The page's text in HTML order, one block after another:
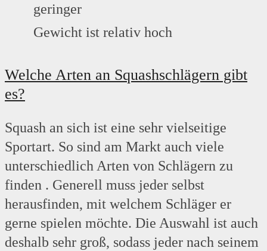
geringer
Gewicht ist relativ hoch
Welche Arten an Squashschlägern gibt
es?
Squash an sich ist eine sehr vielseitige
Sportart. So sind am Markt auch viele
unterschiedlich Arten von Schlägern zu
finden . Generell muss jeder selbst
herausfinden, mit welchem Schläger er
gerne spielen möchte. Die Auswahl ist auch
deshalb sehr groß, sodass jeder nach seinem